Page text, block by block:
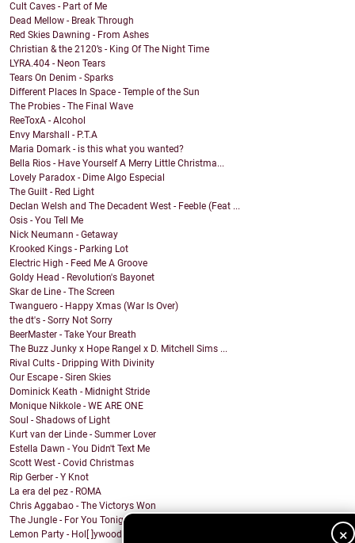
×
Cult Caves - Part of Me
Dead Mellow - Break Through
Red Skies Dawning - From Ashes
Christian & the 2120’s - King Of The Night Time
LYRA.404 - Neon Tears
Tears On Denim - Sparks
Different Places In Space - Temple of the Sun
The Probies - The Final Wave
ReeToxA - Alcohol
Envy Marshall - P.T.A
Maria Domark - is this what you wanted?
Bella Rios - Have Yourself A Merry Little Christma...
Lovely Paradox - Dime Algo Especial
The Guilt - Red Light
Declan Welsh and The Decadent West - Feeble (Feat ...
Osis - You Tell Me
Nick Neumann - Getaway
Krooked Kings - Parking Lot
Electric High - Feed Me A Groove
Goldy Head - Revolution's Bayonet
Skar de Line - The Screen
Twanguero - Happy Xmas (War Is Over)
the dt's - Sorry Not Sorry
BeerMaster - Take Your Breath
The Buzz Junky x Hope Rangel x D. Mitchell Sims ...
Rival Cults - Dripping With Divinity
Our Escape - Siren Skies
Dominick Keath - Midnight Stride
Monique Nikkole - WE ARE ONE
Soul - Shadows of Light
Kurt van der Linde - Summer Lover
Estella Dawn - You Didn't Text Me
Scott West - Covid Christmas
Rip Gerber - Y Knot
La era del pez - ROMA
Chris Aggabao - The Victorys Won
The Jungle - For You Tonight
Lemon Party - Hol[ ]ywood (feat. Joey Tyler Varela)